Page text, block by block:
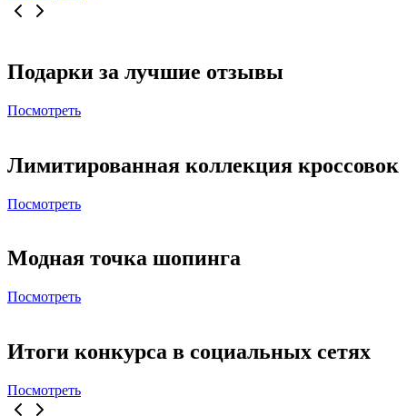
Подарки за лучшие отзывы
Посмотреть
Лимитированная коллекция кроссовок
Посмотреть
Модная точка шопинга
Посмотреть
Итоги конкурса в социальных сетях
Посмотреть